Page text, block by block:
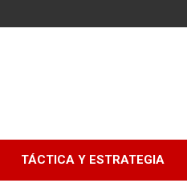
TÁCTICA Y ESTRATEGIA